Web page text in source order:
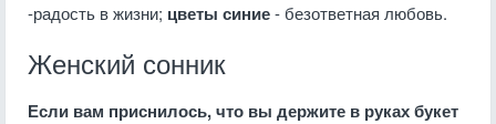
-радость в жизни; цветы синие- безответная любовь.
Женский сонник
Если вам приснилось, что вы держите в руках букет